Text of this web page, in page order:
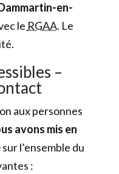
en-
le RGAA. Le
–
aux personnes
avons mis en
sur l’ensemble du
: